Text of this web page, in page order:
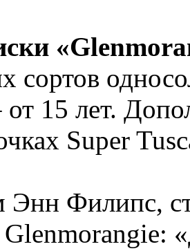
сортов
15 лет.
Super
Энн Филипс,